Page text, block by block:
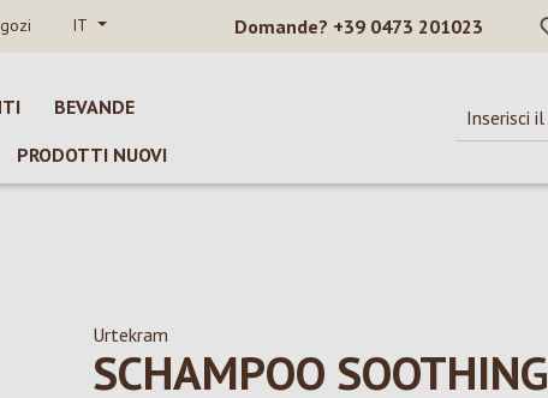
IT Domande? +39 0473 201023
BEVANDE
PRODOTTI NUOVI
Urtekram
SCHAMPOO SOOTHING